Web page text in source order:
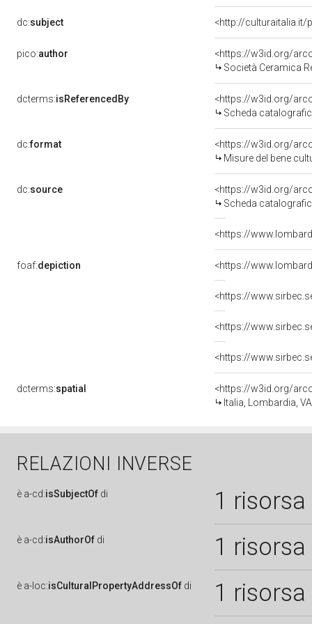
dc:subject <http://culturaitalia.it/
pico:author
<https://w3id.org/
Società Ceramica
dcterms:isReferencedBy
<https://w3id.org/
Scheda
dc:format
<https://w3id.org/
Misure del bene
dc:source
<https://w3id.org/
Scheda
<https://
foaf:depiction
dcterms:spatial
<https://w3id.org/
Italia, Lombardia,
RELAZIONI INVERSE
è a-cd:isSubjectOf di 1 risorsa
è a-cd:isAuthorOf di 1 risorsa
è a-loc:isCulturalPropertyAddressOf di 1 risorsa